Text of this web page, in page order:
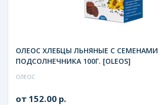
ОЛЕОС ХЛЕБЦЫ ЛЬНЯНЫЕ С СЕМЕНАМИ
ПОДСОЛНЕЧНИКА 100Г. [OLEOS]
ОЛЕОС
от 152.00 р.